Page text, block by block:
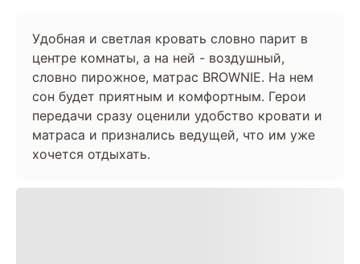
Удобная и светлая кровать словно парит в
центре комнаты, а на ней - воздушный,
словно пирожное, матрас BROWNIE. На нем
сон будет приятным и комфортным. Герои
передачи сразу оценили удобство кровати и
матраса и признались ведущей, что им уже
хочется отдыхать.